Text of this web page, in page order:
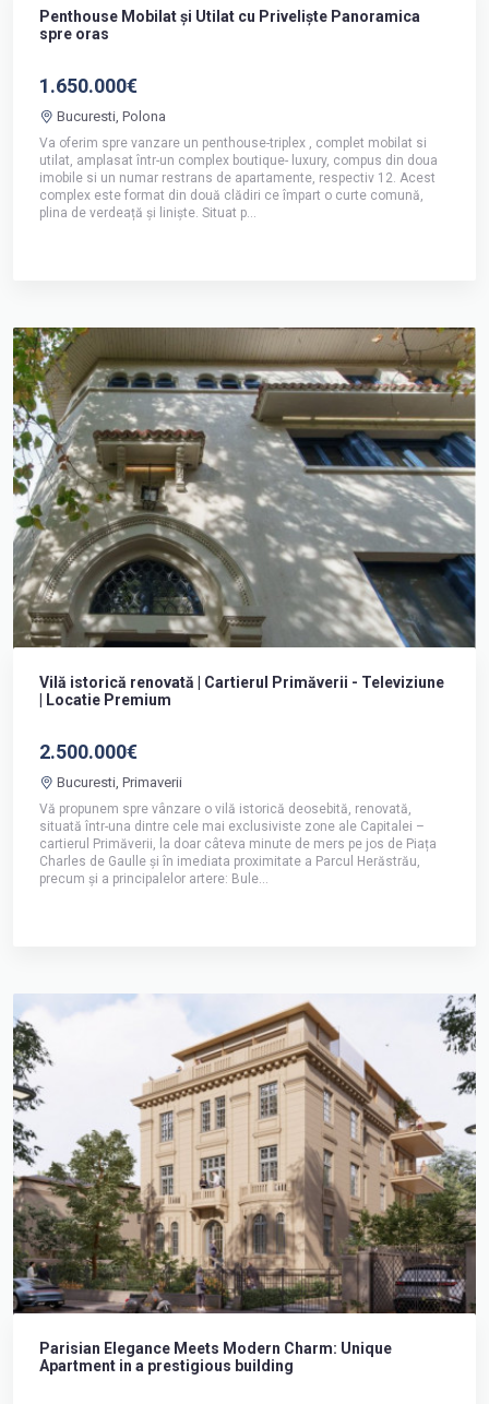
Penthouse Mobilat și Utilat cu Priveliște Panoramica
spre oras
1.650.000€
Bucuresti, Polona
Va oferim spre vanzare un penthouse-triplex , complet mobilat si
utilat, amplasat într-un complex boutique- luxury, compus din doua
imobile si un numar restrans de apartamente, respectiv 12. Acest
complex este format din două clădiri ce împart o curte comună,
plina de verdeață și liniște. Situat p...
Vilă istorică renovată | Cartierul Primăverii - Televiziune
| Locatie Premium
2.500.000€
Bucuresti, Primaverii
Vă propunem spre vânzare o vilă istorică deosebită, renovată,
situată într-una dintre cele mai exclusiviste zone ale Capitalei –
cartierul Primăverii, la doar câteva minute de mers pe jos de Piața
Charles de Gaulle și în imediata proximitate a Parcul Herăstrău,
precum și a principalelor artere: Bule...
Parisian Elegance Meets Modern Charm: Unique
Apartment in a prestigious building